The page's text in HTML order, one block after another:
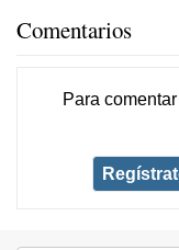
Comentarios
Para